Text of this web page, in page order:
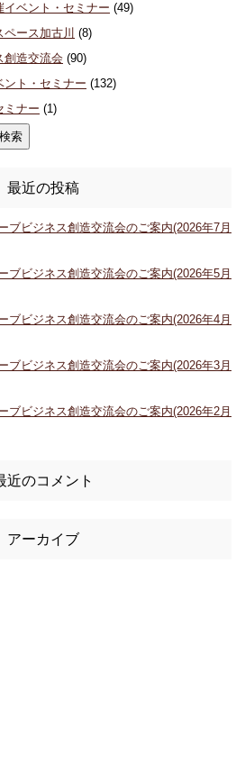
イベント・セミナー (49)
ース加古川 (8)
創造交流会 (90)
ント・セミナー (132)
ナー (1)
最近の投稿
ブビジネス創造交流会のご案内(2026年7月
ブビジネス創造交流会のご案内(2026年5月
ブビジネス創造交流会のご案内(2026年4月
ブビジネス創造交流会のご案内(2026年3月
ブビジネス創造交流会のご案内(2026年2月
近のコメント
アーカイブ